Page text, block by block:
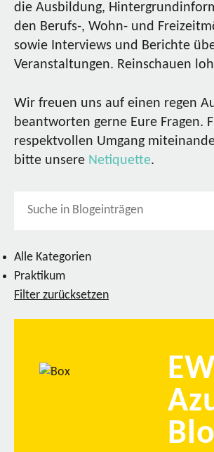
die Ausbildung,
den Berufs-, Wohn- und
sowie Interviews und Berichte
Veranstaltungen. Reinschauen
Wir freuen uns auf einen regen
beantworten gerne Eure Fragen.
respektvollen Umgang
bitte unsere Netiquette.
Alle Kategorien
Praktikum
Filter zurücksetzen